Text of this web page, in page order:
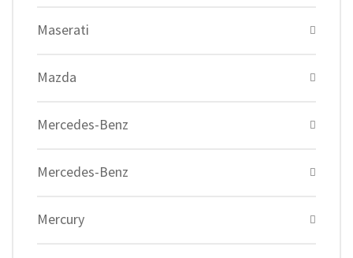
Maserati
Mazda
Mercedes-Benz
Mercedes-Benz
Mercury